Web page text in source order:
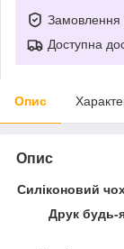
Замовлення
Доступна
Опис
Опис
Силіконовий
Друк будь-